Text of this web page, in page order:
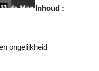
Inhoud :
ongelijkheid